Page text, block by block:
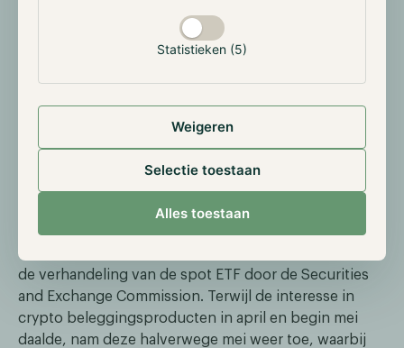
Statistieken (5)
Weigeren
Selectie toestaan
Alles toestaan
via beleggingsproducten
In een rapport dat op 10 juni werd gepubliceerd door
vermogensbeheerder CoinShares, hebben crypto
dan $2 miljard aan instroom gegenereerd. Bitcoin en
Ethereum leidden de weg met respectievelijk $1.973
miljoen en $68,9 miljoen van het totaal van $2.038
miljoen. Daarnaast stegen de handelsvolumes naar
$12,8 miljard, wat 55% hoger is dan de voorgaande
week. Voor Ether was dit de beste week sinds maart,
voornamelijk dankzij de verrassende goedkeuring van
de verhandeling van de spot ETF door de Securities
and Exchange Commission. Terwijl de interesse in
crypto beleggingsproducten in april en begin mei
daalde, nam deze halverwege mei weer toe, waarbij